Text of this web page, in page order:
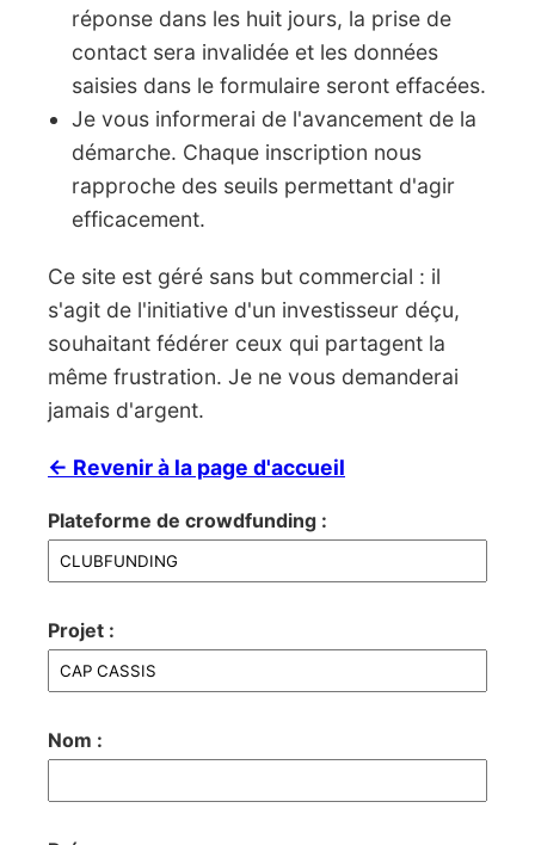
réponse dans les huit jours, la prise de
contact sera invalidée et les données
saisies dans le formulaire seront effacées.
Je vous informerai de l'avancement de la
démarche. Chaque inscription nous
rapproche des seuils permettant d'agir
efficacement.
Ce site est géré sans but commercial : il
s'agit de l'initiative d'un investisseur déçu,
souhaitant fédérer ceux qui partagent la
même frustration. Je ne vous demanderai
jamais d'argent.
← Revenir à la page d'accueil
Plateforme de crowdfunding :
Projet :
Nom :